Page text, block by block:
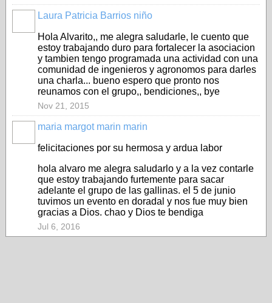
Laura Patricia Barrios niño
Hola Alvarito,, me alegra saludarle, le cuento que
estoy trabajando duro para fortalecer la asociacion
y tambien tengo programada una actividad con una
comunidad de ingenieros y agronomos para darles
una charla... bueno espero que pronto nos
reunamos con el grupo,, bendiciones,, bye
Nov 21, 2015
maria margot marin marin
felicitaciones por su hermosa y ardua labor
hola alvaro me alegra saludarlo y a la vez contarle
que estoy trabajando furtemente para sacar
adelante el grupo de las gallinas. el 5 de junio
tuvimos un evento en doradal y nos fue muy bien
gracias a Dios. chao y Dios te bendiga
Jul 6, 2016